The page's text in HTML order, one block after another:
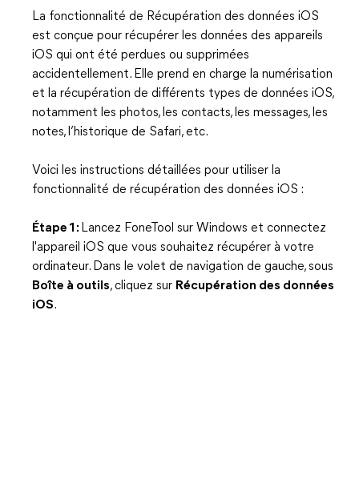
La fonctionnalité de Récupération des données iOS
est conçue pour récupérer les données des appareils
iOS qui ont été perdues ou supprimées
accidentellement. Elle prend en charge la numérisation
et la récupération de différents types de données iOS,
notamment les photos, les contacts, les messages, les
notes, l’historique de Safari, etc.
Voici les instructions détaillées pour utiliser la
fonctionnalité de récupération des données iOS :
Étape 1 : Lancez FoneTool sur Windows et connectez
l'appareil iOS que vous souhaitez récupérer à votre
ordinateur. Dans le volet de navigation de gauche, sous
Boîte à outils, cliquez sur Récupération des données
iOS.